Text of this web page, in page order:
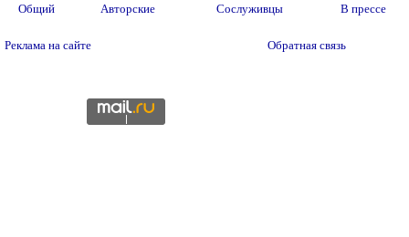
Общий Авторские Сослуживцы В прессе
Реклама на сайте Обратная связь